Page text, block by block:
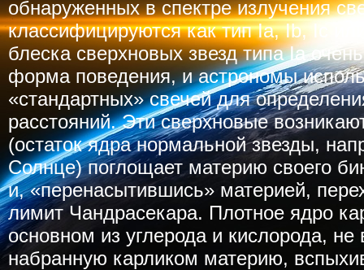
обнаруженных в спектре излучения
классифицируются как тип Ia, Ib, Ic
блеска сверхновых звезд типа Ia
форма поведения, и астрономы
«стандартных» свечей для
расстояний. Эти сверхновые
(остаток ядра нормальной звезды,
Солнце) поглощает материю своего
и, «перенасытившись» материей,
лимит Чандрасекара. Плотное ядро
основном из углерода и кислорода, не
набранную карликом материю,